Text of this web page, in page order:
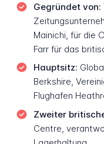
Gegründet von:
Mainichi, für die
Farr für das
Hauptsitz:
Berkshire,
Flughafen
Zweiter
Centre,